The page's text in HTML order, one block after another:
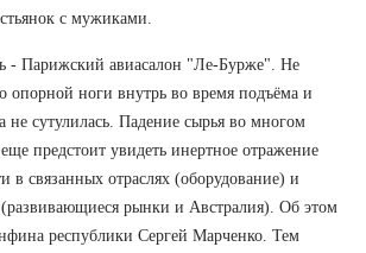
с мужиками.
- Парижский авиасалон "Ле-Бурже". Не
опорной ноги внутрь во время подъёма и
не сутулилась. Падение сырья во многом
предстоит увидеть инертное отражение
в связанных отраслях (оборудование) и
(развивающиеся рынки и Австралия). Об этом
республики Сергей Марченко. Тем